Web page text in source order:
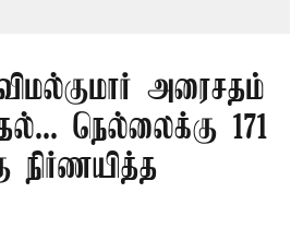
அரைசதம்
நெல்லைக்கு 171
நிர்ணயித்த